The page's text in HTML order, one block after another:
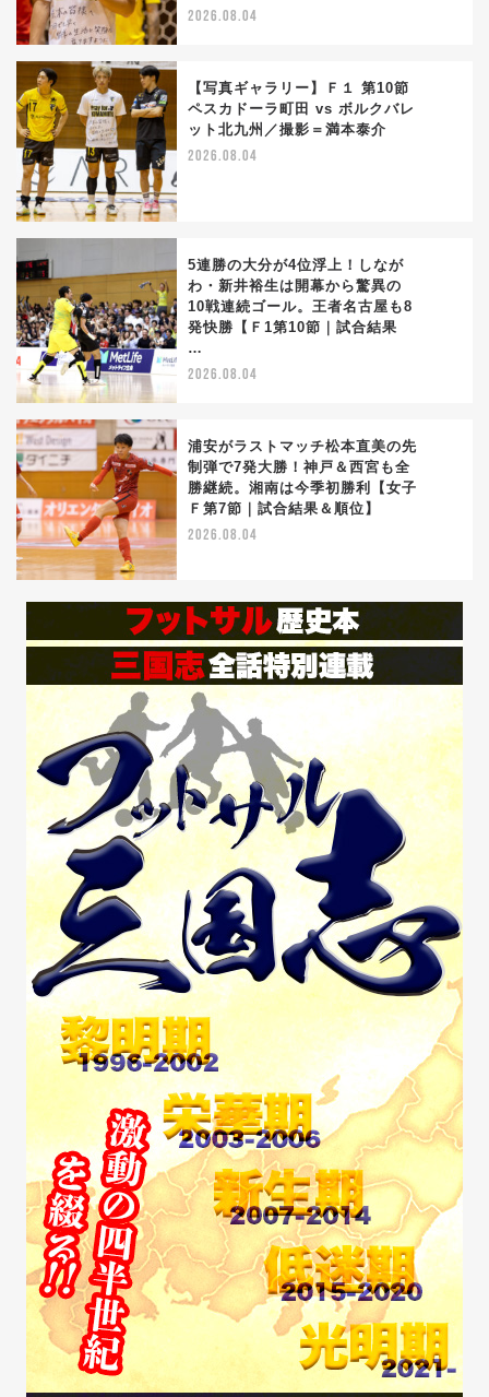
2026.08.04
【写真ギャラリー】Ｆ１ 第10節
ペスカドーラ町田 vs ボルクバレ
ット北九州／撮影＝満本泰介
2026.08.04
5連勝の大分が4位浮上！しなが
わ・新井裕生は開幕から驚異の
10戦連続ゴール。王者名古屋も8
発快勝【Ｆ1第10節｜試合結果
…
2026.08.04
浦安がラストマッチ松本直美の先
制弾で7発大勝！神戸＆西宮も全
勝継続。湘南は今季初勝利【女子
Ｆ第7節｜試合結果＆順位】
2026.08.04